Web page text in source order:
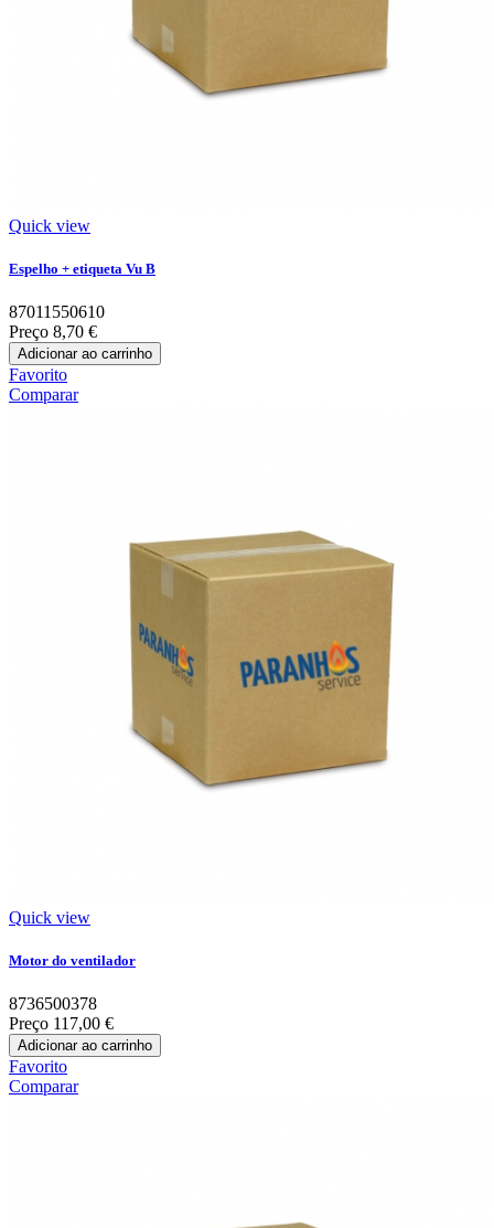
Quick view
Espelho + etiqueta Vu B
87011550610
Preço 8,70 €
Adicionar ao carrinho
Favorito
Comparar
Quick view
Motor do ventilador
8736500378
Preço 117,00 €
Adicionar ao carrinho
Favorito
Comparar